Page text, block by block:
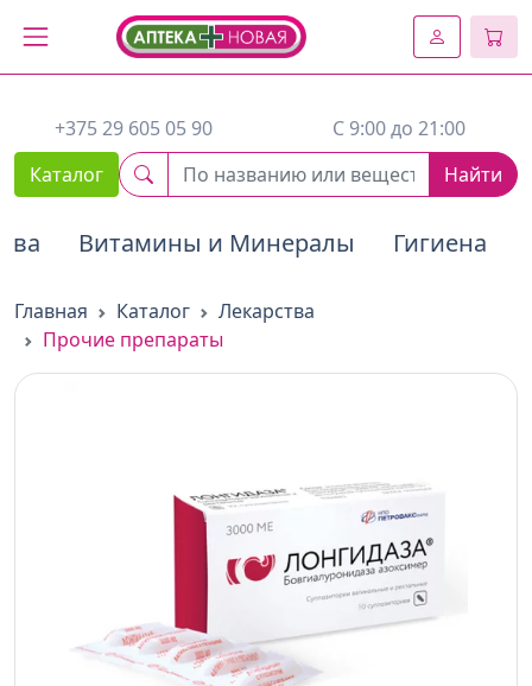
2. Вставьте этот код сразу же после открывающего тега :
+375 29 605 05 90
C 9:00 до 21:00
Каталог
Найти
Витамины и Минералы Гигиена
Главная Каталог
Лекарства
Прочие препараты